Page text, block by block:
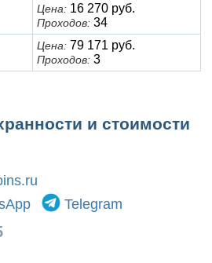
Цена: 16 270 руб.
Проходов: 34
Цена: 79 171 руб.
Проходов: 3
и стоимости
Telegram